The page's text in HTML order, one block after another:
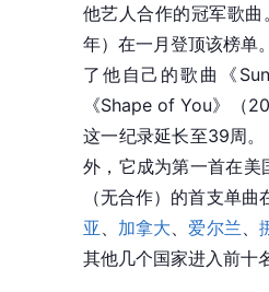
他艺人合作的冠军歌
年）在一月登顶该榜单
了他自己的歌曲《
《Shape of You》（
这一纪录延长至39周
外，它成为第一首在
（无合作）的首支单
亚 、 加拿大、爱尔兰、
其他几个国家进入前十